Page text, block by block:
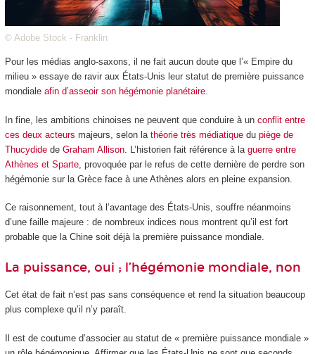
© Adobe Stock - Franklin
Pour les médias anglo-saxons, il ne fait aucun doute que l’« Empire du
milieu » essaye de ravir aux États-Unis leur statut de première puissance
mondiale afin d’asseoir son hégémonie planétaire.
In fine, les ambitions chinoises ne peuvent que conduire à un conflit entre
ces deux acteurs majeurs, selon la théorie très médiatiquedu piège de
Thucydidede Graham Allison. L’historien fait référence à la guerre entre
Athènes et Sparte, provoquée par le refus de cette dernière de perdre son
hégémonie sur la Grèce face à une Athènes alors en pleine expansion.
Ce raisonnement, tout à l’avantage des États-Unis, souffre néanmoins
d’une faille majeure : de nombreux indices nous montrent qu’il est fort
probable que la Chine soit déjà la première puissance mondiale.
La puissance, oui ; l’hégémonie mondiale, non
Cet état de fait n’est pas sans conséquence et rend la situation beaucoup
plus complexe qu’il n’y paraît.
Il est de coutume d’associer au statut de « première puissance mondiale »